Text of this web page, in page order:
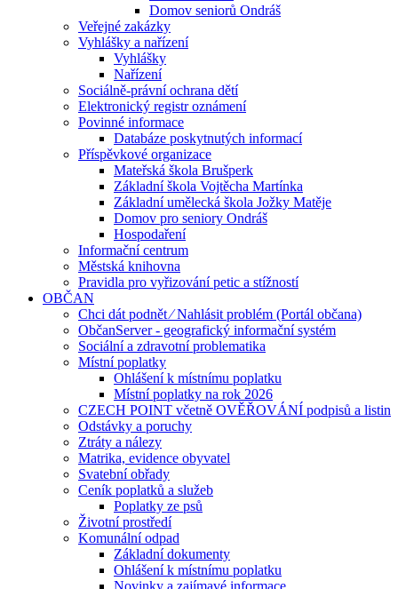
Domov seniorů Ondráš
Veřejné zakázky
Vyhlášky a nařízení
Vyhlášky
Nařízení
Sociálně-právní ochrana dětí
Elektronický registr oznámení
Povinné informace
Databáze poskytnutých informací
Příspěvkové organizace
Mateřská škola Brušperk
Základní škola Vojtěcha Martínka
Základní umělecká škola Jožky Matěje
Domov pro seniory Ondráš
Hospodaření
Informační centrum
Městská knihovna
Pravidla pro vyřizování petic a stížností
OBČAN
Chci dát podnět ⁄ Nahlásit problém (Portál občana)
ObčanServer - geografický informační systém
Sociální a zdravotní problematika
Místní poplatky
Ohlášení k místnímu poplatku
Místní poplatky na rok 2026
CZECH POINT včetně OVĚŘOVÁNÍ podpisů a listin
Odstávky a poruchy
Ztráty a nálezy
Matrika, evidence obyvatel
Svatební obřady
Ceník poplatků a služeb
Poplatky ze psů
Životní prostředí
Komunální odpad
Základní dokumenty
Ohlášení k místnímu poplatku
Novinky a zajímavé informace